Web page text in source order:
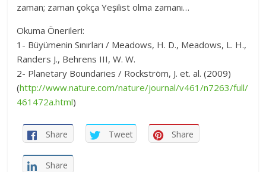
zaman; zaman çokça Yeşilist olma zamanı…
Okuma Önerileri:
1- Büyümenin Sınırları / Meadows, H. D., Meadows, L. H.,
Randers J., Behrens III, W. W.
2- Planetary Boundaries / Rockström, J. et. al. (2009)
(http://www.nature.com/nature/journal/v461/n7263/full/
461472a.html)
Share Tweet Share
Share